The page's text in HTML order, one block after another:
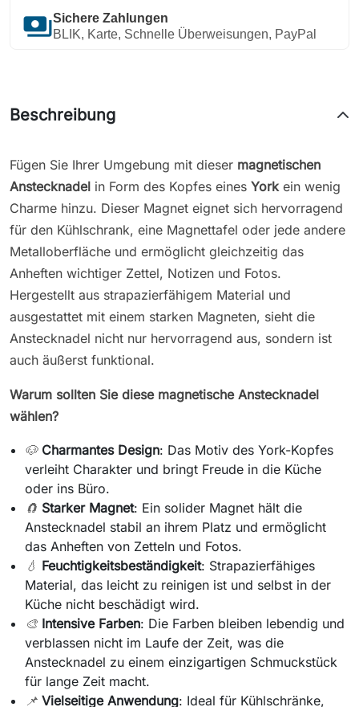
paymentsSichere Zahlungen
BLIK, Karte, Schnelle Überweisungen, PayPal
Beschreibung
Fügen Sie Ihrer Umgebung mit dieser magnetischen
Anstecknadel in Form des Kopfes eines York ein wenig
Charme hinzu. Dieser Magnet eignet sich hervorragend
für den Kühlschrank, eine Magnettafel oder jede andere
Metalloberfläche und ermöglicht gleichzeitig das
Anheften wichtiger Zettel, Notizen und Fotos.
Hergestellt aus strapazierfähigem Material und
ausgestattet mit einem starken Magneten, sieht die
Anstecknadel nicht nur hervorragend aus, sondern ist
auch äußerst funktional.
Warum sollten Sie diese magnetische Anstecknadel
wählen?
🐶 Charmantes Design: Das Motiv des York-Kopfes
verleiht Charakter und bringt Freude in die Küche
oder ins Büro.
🧲 Starker Magnet: Ein solider Magnet hält die
Anstecknadel stabil an ihrem Platz und ermöglicht
das Anheften von Zetteln und Fotos.
💧 Feuchtigkeitsbeständigkeit: Strapazierfähiges
Material, das leicht zu reinigen ist und selbst in der
Küche nicht beschädigt wird.
🎨 Intensive Farben: Die Farben bleiben lebendig und
verblassen nicht im Laufe der Zeit, was die
Anstecknadel zu einem einzigartigen Schmuckstück
für lange Zeit macht.
📌 Vielseitige Anwendung: Ideal für Kühlschränke,